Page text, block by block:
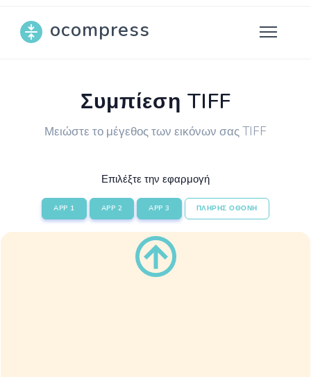
ocompress
Συμπίεση TIFF
Μειώστε το μέγεθος των εικόνων σας TIFF
Επιλέξτε την εφαρμογή
APP 1 APP 2 APP 3 ΠΛΗΡΗΣ ΟΘΟΝΗ